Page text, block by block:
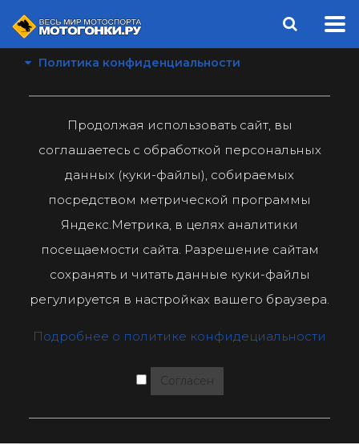
Политика конфиденциальности
Продолжая использовать сайт, вы
соглашаетесь с обработкой персональных
данных (куки-файлы), собираемых
посредством метрической программы
Яндекс.Метрика, в целях аналитики
посещаемости сайта. Разрешение сайтам
сохранять и читать данные куки-файлы
регулируется в настройках вашего браузера.
Подробнее о политике конфидециальности
Согласен